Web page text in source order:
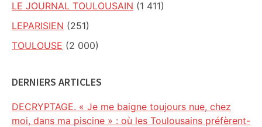
LE JOURNAL TOULOUSAIN (1 411)
LEPARISIEN (251)
TOULOUSE (2 000)
DERNIERS ARTICLES
DECRYPTAGE. « Je me baigne toujours nue, chez
moi, dans ma piscine » : où les Toulousains préfèrent-